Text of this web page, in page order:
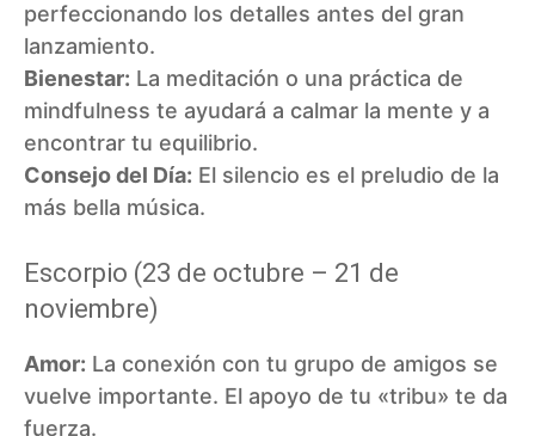
perfeccionando los detalles antes del gran
lanzamiento.
Bienestar: La meditación o una práctica de
mindfulness te ayudará a calmar la mente y a
encontrar tu equilibrio.
Consejo del Día: El silencio es el preludio de la
más bella música.
Escorpio (23 de octubre – 21 de
noviembre)
Amor: La conexión con tu grupo de amigos se
vuelve importante. El apoyo de tu «tribu» te da
fuerza.